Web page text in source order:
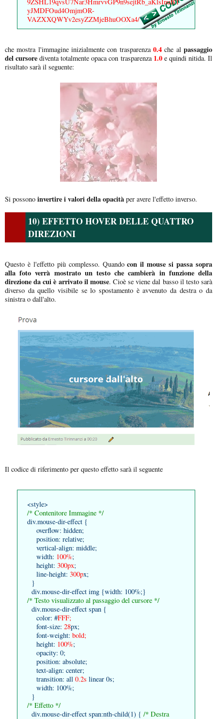
yJMDFOud4OmjmOR-
VAZXXQWYv2esyZZMjeBhuOOXa4/"/>
che mostra l'immagine inizialmente con trasparenza 0.4 che al passaggio
del cursore diventa totalmente opaca con trasparenza1.0e quindi nitida. Il
risultato sarà il seguente:
Si possono invertire i valori della opacità per avere l'effetto inverso.
10) EFFETTO HOVER DELLE QUATTRO
DIREZIONI
Questo è l'effetto più complesso. Quandocon il mouse si passa sopra
alla foto verrà mostrato un testo che cambierà in funzione della
direzione da cui è arrivato il mouse. Cioè se viene dal basso il testo sarà
diverso da quello visibile se lo spostamento è avvenuto da destra o da
sinistra o dall'alto.
Il codice di riferimento per questo effetto sarà il seguente
<style>
/* Contenitore Immagine */
div.mouse-dir-effect {
overflow: hidden;
position: relative;
vertical-align: middle;
width: 100%;
height: 300px;
line-height: 300px;
}
div.mouse-dir-effect img {width: 100%;}
/* Testo visualizzato al passaggio del cursore */
div.mouse-dir-effect span {
color: #FFF;
font-size: 28px;
font-weight: bold;
height: 100%;
opacity: 0;
position: absolute;
text-align: center;
transition: all 0.2s linear 0s;
width: 100%;
}
/* Effetto */
div.mouse-dir-effect span:nth-child(1) { /* Destra